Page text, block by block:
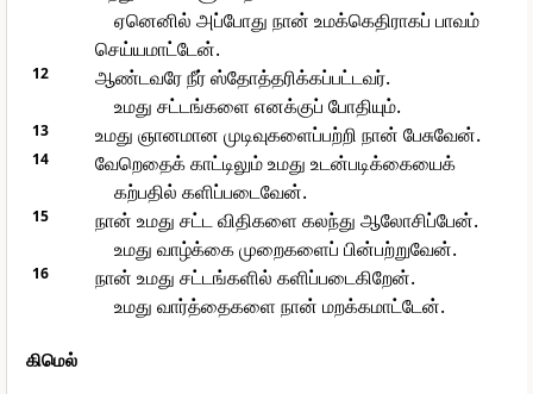
ஏனெனில் அப்போது நான் உமக்கெதிராகப் பாவம்
செய்யமாட்டேன்.
12
ஆண்டவரே நீர் ஸ்தோத்தரிக்கப்பட்டவர்.
உமது சட்டங்களை எனக்குப் போதியும்.
13 உமது ஞானமான முடிவுகளைப்பற்றி நான் பேசுவேன்.
14
வேறெதைக் காட்டிலும் உமது உடன்படிக்கையைக்
கற்பதில் களிப்படைவேன்.
15
நான் உமது சட்ட விதிகளை கலந்து ஆலோசிப்பேன்.
உமது வாழ்க்கை முறைகளைப் பின்பற்றுவேன்.
16
நான் உமது சட்டங்களில் களிப்படைகிறேன்.
உமது வார்த்தைகளை நான் மறக்கமாட்டேன்.
கிமெல்